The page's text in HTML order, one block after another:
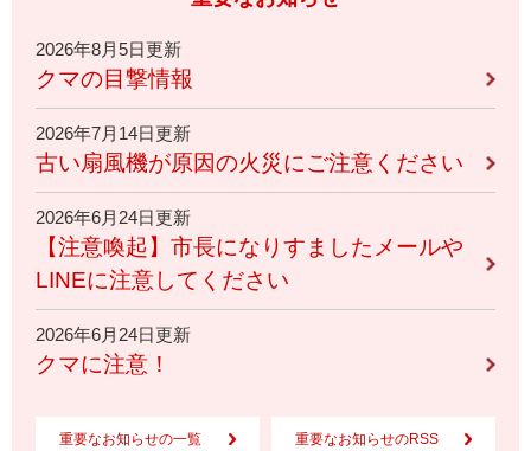
2026年8月5日更新
クマの目撃情報
2026年7月14日更新
古い扇風機が原因の火災にご注意ください
2026年6月24日更新
【注意喚起】市長になりすましたメールや
LINEに注意してください
2026年6月24日更新
クマに注意！
重要なお知らせの一覧 重要なお知らせのRSS